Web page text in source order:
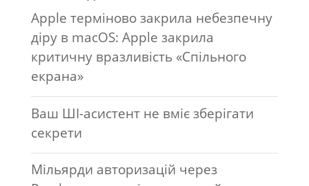
Apple терміново закрила небезпечну
діру в macOS: Apple закрила
критичну вразливість «Спільного
екрана»
Ваш ШІ-асистент не вміє зберігати
секрети
Мільярди авторизацій через